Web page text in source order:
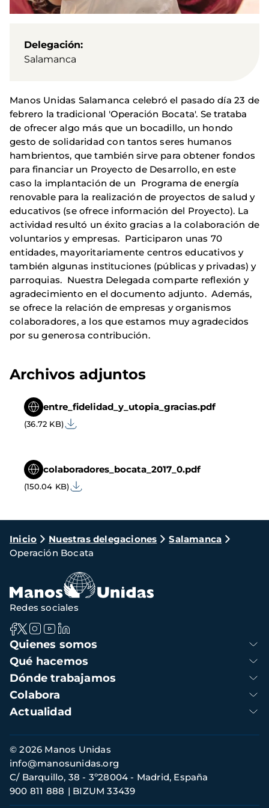
Delegación
Salamanca
Manos Unidas Salamanca celebró el pasado día 23 de
febrero la tradicional 'Operación Bocata'. Se trataba
de ofrecer algo más que un bocadillo, un hondo
gesto de solidaridad con tantos seres humanos
hambrientos, que también sirve para obtener fondos
para financiar un Proyecto de Desarrollo, en este
caso la implantación de un Programa de energía
renovable para la realización de proyectos de salud y
educativos (se ofrece información del Proyecto). La
actividad resultó un éxito gracias a la colaboración de
voluntarios y empresas. Participaron unas 70
entidades, mayoritariamente centros educativos y
también algunas instituciones (públicas y privadas) y
parroquias. Nuestra Delegada comparte reflexión y
agradecimiento en el documento adjunto. Además,
se ofrece la relación de empresas y organismos
colaboradores, a los que estamos muy agradecidos
por su generosa contribución.
Archivos adjuntos
entre_fidelidad_y_utopia_gracias.pdf
(36.72 KB)
colaboradores_bocata_2017_0.pdf
(150.04 KB)
Ruta
de
navegación
Inicio Nuestras delegaciones
Salamanca
Operación Bocata
Navegación
principal
Quienes somos
Qué hacemos
Dónde trabajamos
Colabora
Actualidad
Redes sociales
Información
de
contacto
© 2026 Manos Unidas
C/ Barquillo, 38 - 3º28004 - Madrid, España
900 811 888
BIZUM 33439
info@manosunidas.org